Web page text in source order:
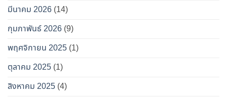
มีนาคม 2026 (14)
กุมภาพันธ์ 2026 (9)
พฤศจิกายน 2025 (1)
ตุลาคม 2025 (1)
สิงหาคม 2025 (4)